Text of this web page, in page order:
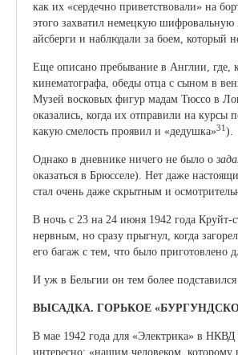
как их «сердечно приветствовали» на
этого захватил немецкую
айсберги и наблюдали за боем, который
Еще описано пребывание в Англии, где,
кинематографа, обеды отца с сыном в
Музей восковых фигур мадам Тюссо в
оказались, когда их отправили на
какую смелость проявил и «дедушка»31 ).
Однако в дневнике ничего не было о
оказаться в Брюсселе). Нет даже
стал очень даже скрытным и
В ночь с 23 на 24 июня 1942 года Круйт-
нервным, но сразу прыгнул, когда
его багаж с тем, что было приготовлено
И уж в Бельгии он тем более
ВЫСАДКА. ГОРЬКОЕ
В мае 1942 года для «Электрика» в
интересно: «нашим человеком,